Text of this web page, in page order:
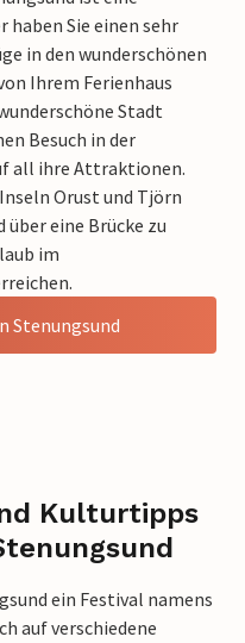
Sie einen sehr
in den wunderschönen
Ihrem Ferienhaus
Stadt
Besuch in der
all ihre Attraktionen.
Orust und Tjörn
über eine Brücke zu
im
Stenungsund
Kulturtipps
ein Festival namens
auf verschiedene